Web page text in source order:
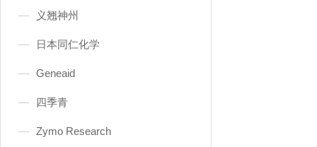
义翘神州
日本同仁化学
Geneaid
四季青
Zymo Research